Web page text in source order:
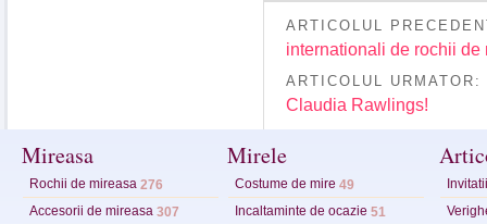
ARTICOLUL
internationali de rochii de
ARTICOLUL URMATOR:
Claudia Rawlings!
Mireasa
Rochii de mireasa 276
Accesorii de mireasa 307
Mirele
Costume de mire 49
Incaltaminte de ocazie 51